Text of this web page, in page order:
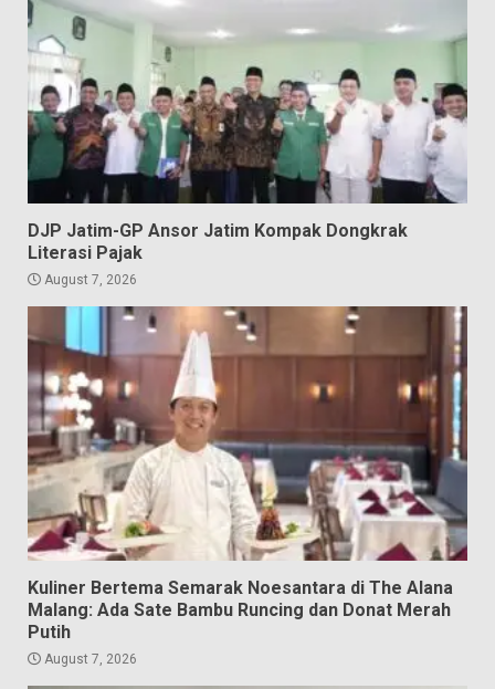
DJP Jatim-GP Ansor Jatim Kompak Dongkrak
Literasi Pajak
August 7, 2026
Kuliner Bertema Semarak Noesantara di The Alana
Malang: Ada Sate Bambu Runcing dan Donat Merah
Putih
August 7, 2026